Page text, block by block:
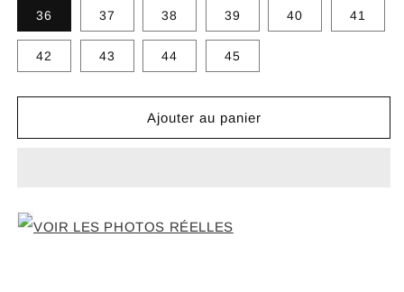
36 37 38 39 40 41
42 43 44 45
Ajouter au panier
VOIR LES PHOTOS RÉELLES